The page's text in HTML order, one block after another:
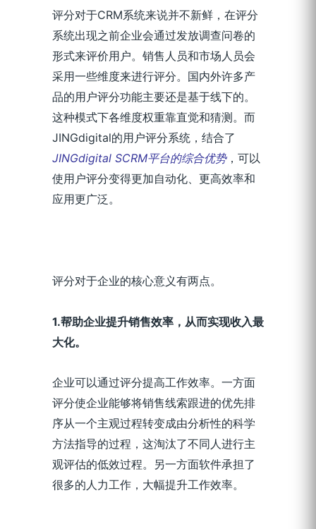
评分对于CRM系统来说并不新鲜，在评分
系统出现之前企业会通过发放调查问卷的
形式来评价用户。销售人员和市场人员会
采用一些维度来进行评分。国内外许多产
品的用户评分功能主要还是基于线下的。
这种模式下各维度权重靠直觉和猜测。而
JINGdigital的用户评分系统，结合了
JINGdigital SCRM平台的综合优势，可以
使用户评分变得更加自动化、更高效率和
应用更广泛。
评分对于企业的核心意义有两点。
1.帮助企业提升销售效率，从而实现收入最
大化。
企业可以通过评分提高工作效率。一方面
评分使企业能够将销售线索跟进的优先排
序从一个主观过程转变成由分析性的科学
方法指导的过程，这淘汰了不同人进行主
观评估的低效过程。另一方面软件承担了
很多的人力工作，大幅提升工作效率。